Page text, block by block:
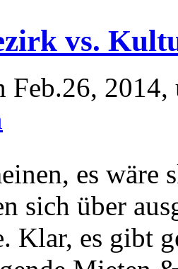
vs.
Feb.26,
es wäre
sich über
Klar, es gibt